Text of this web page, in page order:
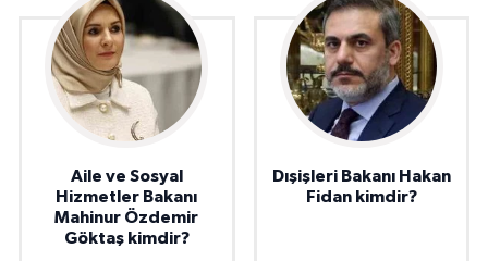
Aile ve Sosyal
Hizmetler Bakanı
Mahinur Özdemir
Göktaş kimdir?
Dışişleri Bakanı Hakan
Fidan kimdir?